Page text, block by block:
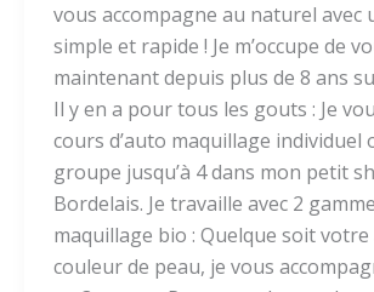
vous accompagne au naturel avec
simple et rapide ! Je m’occupe de
maintenant depuis plus de 8 ans
Il y en a pour tous les gouts : Je
cours d’auto maquillage individuel
groupe jusqu’à 4 dans mon petit
Bordelais. Je travaille avec 2
maquillage bio : Quelque soit
couleur de peau, je vous